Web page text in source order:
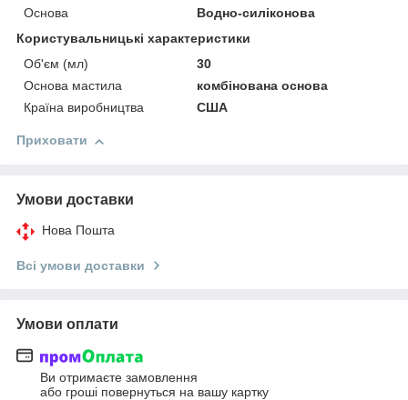
Основа
Водно-силіконова
Користувальницькі характеристики
Об'єм (мл)
30
Основа мастила
комбінована основа
Країна виробництва
США
Приховати
Умови доставки
Нова Пошта
Всі умови доставки
Умови оплати
Ви отримаєте замовлення
або гроші повернуться на вашу картку